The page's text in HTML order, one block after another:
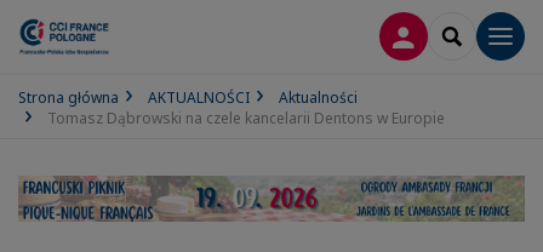
LOGOWANIE
SEARCH
Strona główna AKTUALNOŚCI
Aktualności
Tomasz Dąbrowski na czele kancelarii Dentons w Europie